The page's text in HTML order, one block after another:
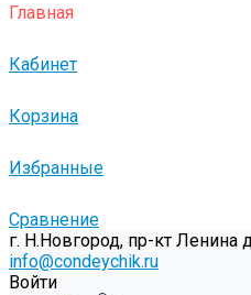
Главная
Кабинет
Корзина
Избранные
Сравнение
г. Н.Новгород, пр-кт Ленина
info@condeychik.ru
Войти